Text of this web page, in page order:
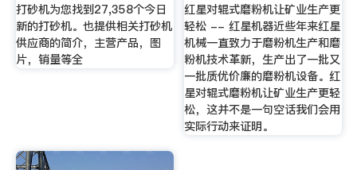
打砂机为您找到27,358个今日
新的打砂机。也提供相关打砂机
供应商的简介，主营产品，图
片，销量等全
红星对辊式磨粉机让矿业生产更
轻松 -- 红星机器近些年来红星
机械一直致力于磨粉机生产和磨
粉机技术革新，生产出了一批又
一批质优价廉的磨粉机设备。红
星对辊式磨粉机让矿业生产更轻
松，这并不是一句空话我们会用
实际行动来证明。